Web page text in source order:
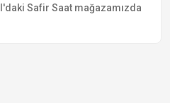
Safir Saat mağazamızda